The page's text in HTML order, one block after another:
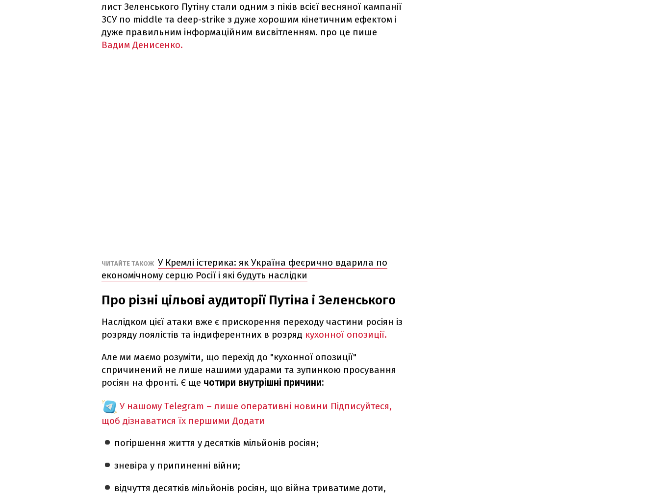
лист Зеленського Путіну стали одним з піків всієї весняної кампанії
ЗСУ по middle та deep-strike з дуже хорошим кінетичним ефектом і
дуже правильним інформаційним висвітленням. про це пише
Вадим Денисенко.
ЧИТАЙТЕ ТАКОЖ У Кремлі істерика: як Україна феєрично вдарила по
економічному серцю Росії і які будуть наслідки
Про різні цільові аудиторії Путіна і Зеленського
Наслідком цієї атаки вже є прискорення переходу частини росіян із
розряду лоялістів та індиферентних в розряд кухонної опозиції.
Але ми маємо розуміти, що перехід до "кухонної опозиції"
спричинений не лише нашими ударами та зупинкою просування
росіян на фронті. Є ще чотири внутрішні причини:
У нашому Telegram – лише оперативні новини Підписуйтеся,
щоб дізнаватися їх першими Додати
погіршення життя у десятків мільйонів росіян;
зневіра у припиненні війни;
відчуття десятків мільйонів росіян, що війна триватиме доти,